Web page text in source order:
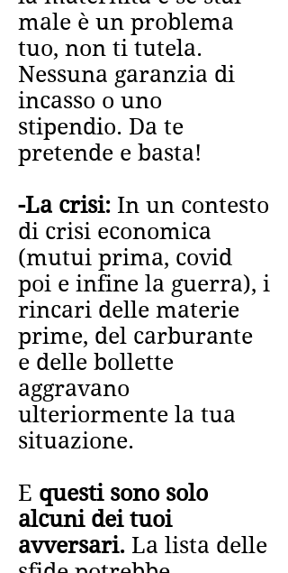
male è un problema
tuo, non ti tutela.
Nessuna garanzia di
incasso o uno
stipendio. Da te
pretende e basta!
-La crisi: In un contesto
di crisi economica
(mutui prima, covid
poi e infine la guerra), i
rincari delle materie
prime, del carburante
e delle bollette
aggravano
ulteriormente la tua
situazione.
E questi sono solo
alcuni dei tuoi
avversari. La lista delle